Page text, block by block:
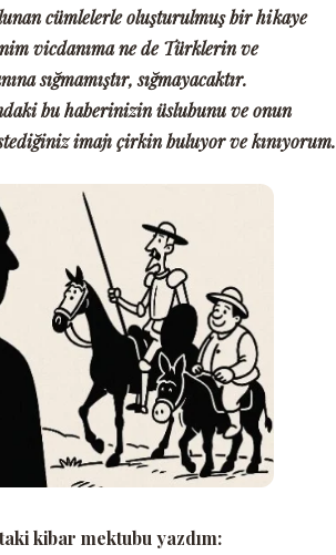
cümlelerle oluşturulmuş bir hikaye
vicdanıma ne de Türklerin ve
sığmamıştır, sığmayacaktır.
bu haberinizin üslubunu ve onun
imajı çirkin buluyor ve kınıyorum.
kibar mektubu yazdım: